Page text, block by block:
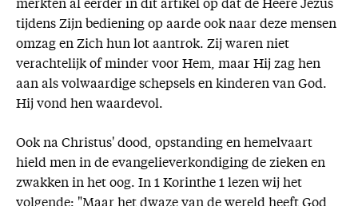
merkten al eerder in dit artikel op dat de Heere Jezus
tijdens Zijn bediening op aarde ook naar deze mensen
omzag en Zich hun lot aantrok. Zij waren niet
verachtelijk of minder voor Hem, maar Hij zag hen
aan als volwaardige schepsels en kinderen van God.
Hij vond hen waardevol.
Ook na Christus' dood, opstanding en hemelvaart
hield men in de evangelieverkondiging de zieken en
zwakken in het oog. In 1 Korinthe 1 lezen wij het
volgende: "Maar het dwaze van de wereld heeft God